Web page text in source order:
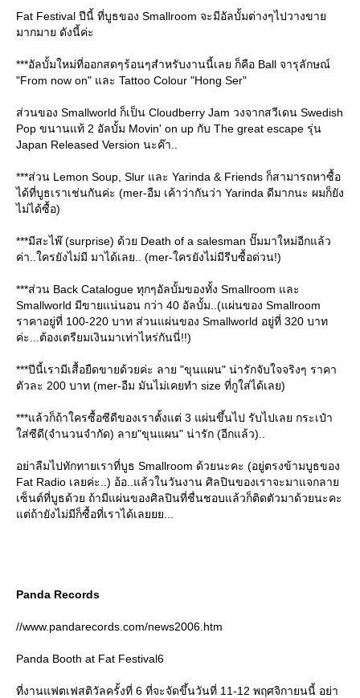
Fat Festival ปีนี้ ที่บูธของ Smallroom จะมีอัลบั้มต่างๆไปวางขา
มากมาย ดังนี้ค่ะ
***อัลบั้มใหม่ที่ออกสดๆร้อนๆสำหรับงานนี้เลย ก็คือ Ball จารุลักษณ์
"From now on" และ Tattoo Colour "Hong Ser"
ส่วนของ Smallworld ก็เป็น Cloudberry Jam วงจากสวีเดน Swedish
Pop ขนานแท้ 2 อัลบั้ม Movin' on up กับ The great escape รุ่น
Japan Released Version นะค๊า..
***ส่วน Lemon Soup, Slur และ Yarinda & Friends ก็สามารถหาซื้อ
ได้ที่บูธเราเช่นกันค่ะ (mer-อืม เค้าว่ากันว่า Yarinda ดีมากนะ ผมก็ยัง
ไม่ได้ซื้อ)
***มีสะไพ๊ (surprise) ด้วย Death of a salesman ปั๊มมาใหม่อีกแล้ว
ค่า..ใครยังไม่มี มาได้เลย.. (mer-ใครยังไม่มีรีบซื้อด่วน!)
***ส่วน Back Catalogue ทุกๆอัลบั้มของทั้ง Smallroom และ
Smallworld มีขายแน่นอน กว่า 40 อัลบั้ม..(แผ่นของ Smallroom
ราคาอยู่ที่ 100-220 บาท ส่วนแผ่นของ Smallworld อยู่ที่ 320 บาท
ค่ะ...ต้องเตรียมเงินมาเท่าไหร่กันนี่!!)
***ปีนี้เรามีเสื้อยืดขายด้วยค่ะ ลาย "ขุนแผน" น่ารักจับใจจริงๆ ราคา
ตัวละ 200 บาท (mer-อืม มันไม่เคยทำ size ที่กูใส่ได้เลย)
***แล้วก็ถ้าใครซื้อซีดีของเราตั้งแต่ 3 แผ่นขึ้นไป รับไปเลย กระเป๋า
ส่ซีดี(จำนวนจำกัด) ลาย"ขุนแผน" น่ารัก (อีกแล้ว)..
อย่าลืมไปทักทายเราที่บูธ Smallroom ด้วยนะคะ (อยู่ตรงข้ามบูธของ
Fat Radio เลยค่ะ..) อ้อ..แล้วในวันงาน ศิลปินของเราจะมาแจกลา
เซ็นต์ที่บูธด้วย ถ้ามีแผ่นของศิลปินที่ชื่นชอบแล้วก็ติดตัวมาด้วยนะคะ
ต่ถ้ายังไม่มีก็ซื้อที่เราได้เลยยย...
Panda Records
//www.pandarecords.com/news2006.htm
Panda Booth at Fat Festival6
ที่งานแฟตเฟสติวัลครั้งที่ 6 ที่จะจัดขึ้นวันที่ 11-12 พฤศจิกายนนี้ อย่า